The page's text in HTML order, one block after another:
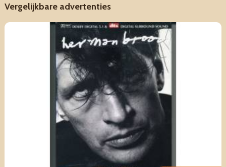
Vergelijkbare advertenties